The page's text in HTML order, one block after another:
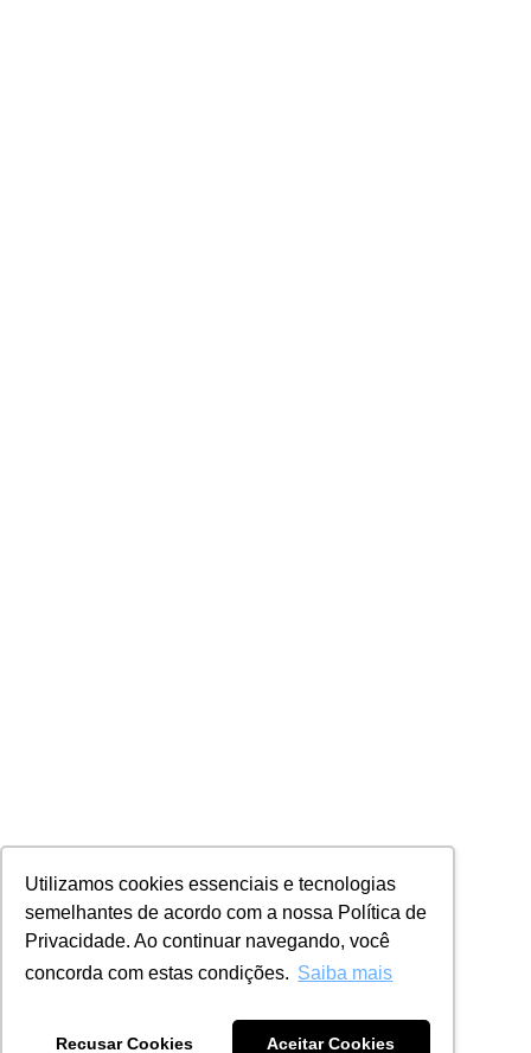
Utilizamos cookies essenciais e tecnologias
semelhantes de acordo com a nossa Política de
Privacidade. Ao continuar navegando, você
concorda com estas condições. Saiba mais
Recusar Cookies Aceitar Cookies